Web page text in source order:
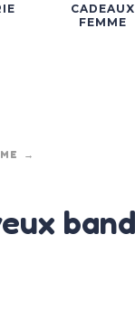
CADEAUX
FEMME